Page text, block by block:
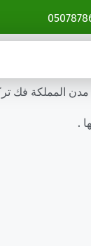
المملكة فك
.